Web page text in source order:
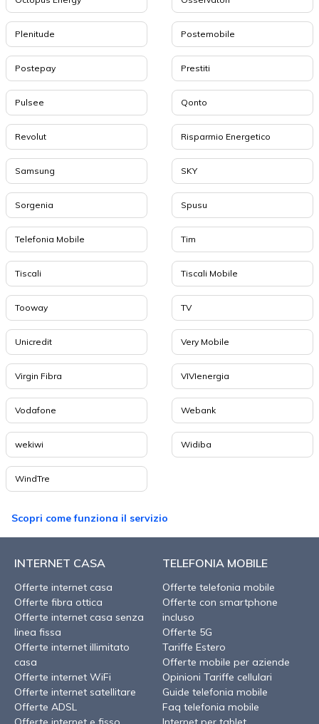
Plenitude Postemobile
Postepay Prestiti
Pulsee Qonto
Revolut Risparmio Energetico
Samsung SKY
Sorgenia Spusu
Telefonia Mobile Tim
Tiscali Tiscali Mobile
Tooway TV
Unicredit Very Mobile
Virgin Fibra VIVIenergia
Vodafone Webank
wekiwi Widiba
WindTre
Scopri come funziona il servizio
INTERNET CASA
Offerte internet casa
Offerte fibra ottica
Offerte internet casa senza
linea fissa
Offerte internet illimitato
casa
Offerte internet WiFi
Offerte internet satellitare
Offerte ADSL
TELEFONIA MOBILE
Offerte telefonia mobile
Offerte con smartphone
incluso
Offerte 5G
Tariffe Estero
Offerte mobile per aziende
Opinioni Tariffe cellulari
Guide telefonia mobile
Faq telefonia mobile